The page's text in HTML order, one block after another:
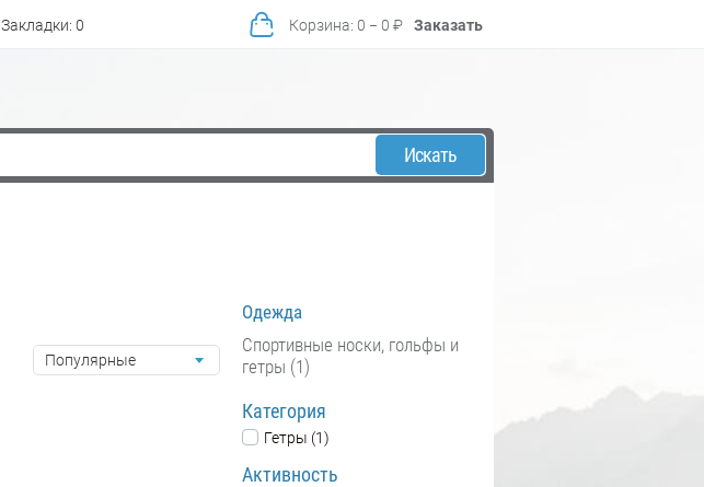
Закладки: 0 Корзина: 0 − 0 ₽ Заказать
Искать
Популярные
Одежда
Спортивные носки, гольфы и
гетры (1)
Категория
Гетры (1)
Активность